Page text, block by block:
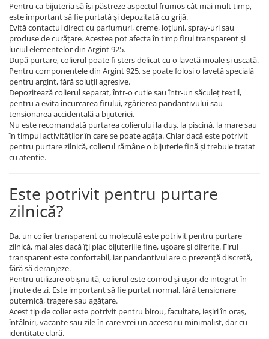
Pentru ca bijuteria să își păstreze aspectul frumos cât mai mult timp,
este important să fie purtată și depozitată cu grijă.
Evită contactul direct cu parfumuri, creme, loțiuni, spray-uri sau
produse de curățare. Acestea pot afecta în timp firul transparent și
luciul elementelor din Argint 925.
După purtare, colierul poate fi șters delicat cu o lavetă moale și uscată.
Pentru componentele din Argint 925, se poate folosi o lavetă specială
pentru argint, fără soluții agresive.
Depozitează colierul separat, într-o cutie sau într-un săculeț textil,
pentru a evita încurcarea firului, zgârierea pandantivului sau
tensionarea accidentală a bijuteriei.
Nu este recomandată purtarea colierului la duș, la piscină, la mare sau
în timpul activităților în care se poate agăța. Chiar dacă este potrivit
pentru purtare zilnică, colierul rămâne o bijuterie fină și trebuie tratat
cu atenție.
Este potrivit pentru purtare
zilnică?
Da, un colier transparent cu moleculă este potrivit pentru purtare
zilnică, mai ales dacă îți plac bijuteriile fine, ușoare și diferite. Firul
transparent este confortabil, iar pandantivul are o prezență discretă,
fără să deranjeze.
Pentru utilizare obișnuită, colierul este comod și ușor de integrat în
ținute de zi. Este important să fie purtat normal, fără tensionare
puternică, tragere sau agățare.
Acest tip de colier este potrivit pentru birou, facultate, ieșiri în oraș,
întâlniri, vacanțe sau zile în care vrei un accesoriu minimalist, dar cu
identitate clară.